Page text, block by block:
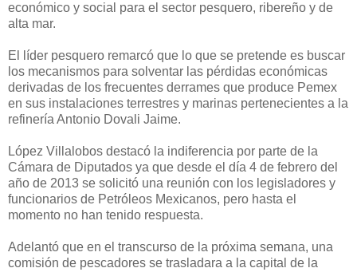
económico y social para el sector pesquero, ribereño y de
alta mar.
El líder pesquero remarcó que lo que se pretende es buscar
los mecanismos para solventar las pérdidas económicas
derivadas de los frecuentes derrames que produce Pemex
en sus instalaciones terrestres y marinas pertenecientes a la
refinería Antonio Dovali Jaime.
López Villalobos destacó la indiferencia por parte de la
Cámara de Diputados ya que desde el día 4 de febrero del
año de 2013 se solicitó una reunión con los legisladores y
funcionarios de Petróleos Mexicanos, pero hasta el
momento no han tenido respuesta.
Adelantó que en el transcurso de la próxima semana, una
comisión de pescadores se trasladara a la capital de la